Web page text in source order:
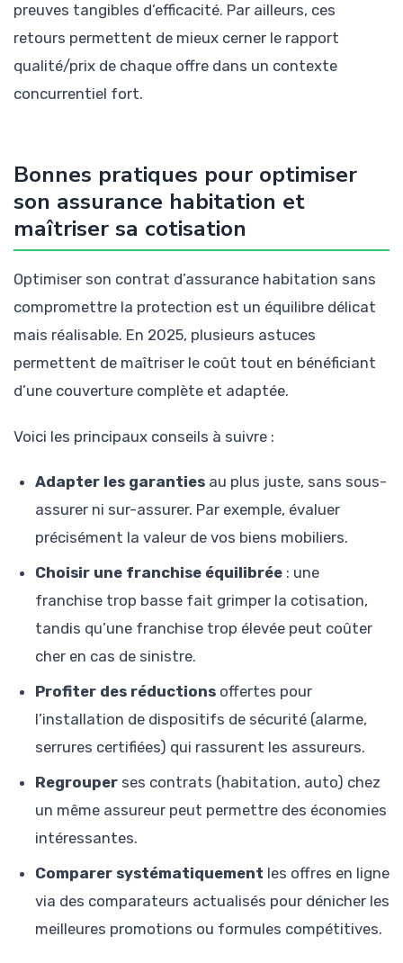
preuves tangibles d’efficacité. Par ailleurs, ces
retours permettent de mieux cerner le rapport
qualité/prix de chaque offre dans un contexte
concurrentiel fort.
Bonnes pratiques pour optimiser
son assurance habitation et
maîtriser sa cotisation
Optimiser son contrat d’assurance habitation sans
compromettre la protection est un équilibre délicat
mais réalisable. En 2025, plusieurs astuces
permettent de maîtriser le coût tout en bénéficiant
d’une couverture complète et adaptée.
Voici les principaux conseils à suivre :
Adapter les garanties au plus juste, sans sous-
assurer ni sur-assurer. Par exemple, évaluer
précisément la valeur de vos biens mobiliers.
Choisir une franchise équilibrée : une
franchise trop basse fait grimper la cotisation,
tandis qu’une franchise trop élevée peut coûter
cher en cas de sinistre.
Profiter des réductions offertes pour
l’installation de dispositifs de sécurité (alarme,
serrures certifiées) qui rassurent les assureurs.
Regrouper ses contrats (habitation, auto) chez
un même assureur peut permettre des économies
intéressantes.
Comparer systématiquement les offres en ligne
via des comparateurs actualisés pour dénicher les
meilleures promotions ou formules compétitives.